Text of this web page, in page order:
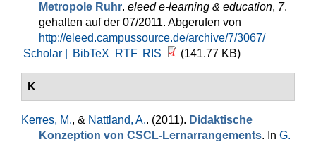
Metropole Ruhr. eleed e-learning & education, 7.
gehalten auf der 07/2011. Abgerufen von
http://eleed.campussource.de/archive/7/3067/
Scholar |
BibTeX RTF RIS (141.77 KB)
K
Kerres, M., & Nattland, A.. (2011). Didaktische
Konzeption von CSCL-Lernarrangements. In G.